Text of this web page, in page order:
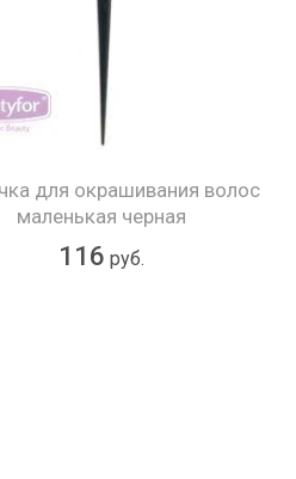
для окрашивания волос
маленькая черная
116 руб.